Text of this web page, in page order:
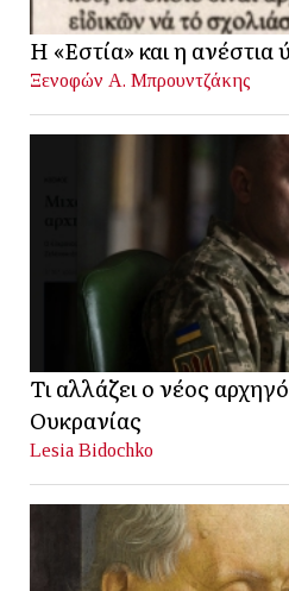
Η «Εστία» και η ανέστια
Ξενοφών Α. Μπρουντζάκης
Τι αλλάζει ο νέος
Ουκρανίας
Lesia Bidochko